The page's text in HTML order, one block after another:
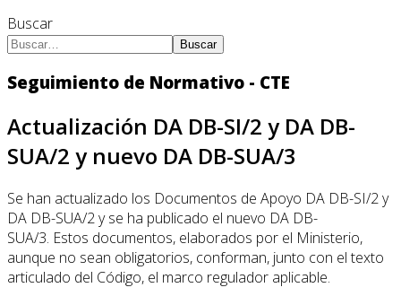
Buscar
Buscar
Seguimiento de Normativo - CTE
Actualización DA DB-SI/2 y DA DB-
SUA/2 y nuevo DA DB-SUA/3
Se han actualizado los Documentos de Apoyo DA DB-SI/2 y
DA DB-SUA/2 y se ha publicado el nuevo DA DB-
SUA/3. Estos documentos, elaborados por el Ministerio,
aunque no sean obligatorios, conforman, junto con el texto
articulado del Código, el marco regulador aplicable.